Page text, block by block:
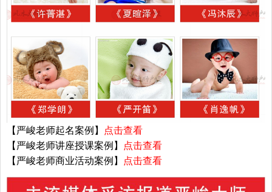
【严峻老师起名案例】
点击查看
【严峻老师讲座授课案例】
点击查看
【严峻老师商业活动案例】
点击查看